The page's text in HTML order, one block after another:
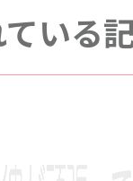
いる